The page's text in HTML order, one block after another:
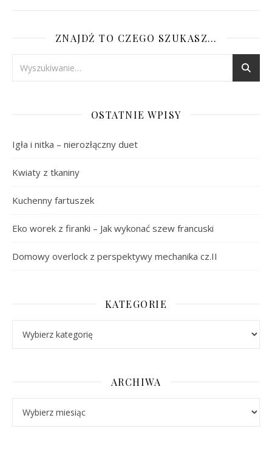
ZNAJDŹ TO CZEGO SZUKASZ…
OSTATNIE WPISY
Igła i nitka – nierozłączny duet
Kwiaty z tkaniny
Kuchenny fartuszek
Eko worek z firanki – Jak wykonać szew francuski
Domowy overlock z perspektywy mechanika cz.II
KATEGORIE
ARCHIWA